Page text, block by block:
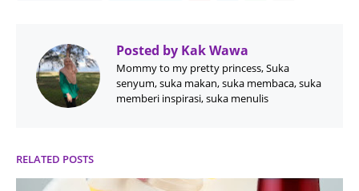
Posted by Kak Wawa
Mommy to my pretty princess, Suka
senyum, suka makan, suka membaca, suka
memberi inspirasi, suka menulis
RELATED POSTS